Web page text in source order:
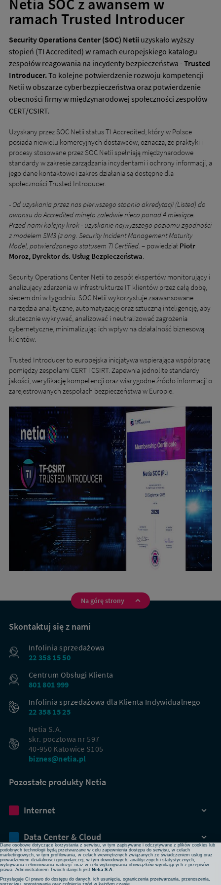
Netia SOC z awansem w
ramach Trusted Introducer
Security Operations Center (SOC) Netii uzyskało wyższy
stopień (TI Accredited) w ramach europejskiego katalogu
zespołów reagowania na incydenty bezpieczeństwa -Trusted
Introducer.To kolejne potwierdzenie rozwoju kompetencji
Netii w obszarze cyberbezpieczeństwa oraz potwierdzenie
obecności firmy w międzynarodowej społeczności zespołów
CERT/CSIRT.
Uzyskany przez SOC Netii status TI Accredited, który w Polsce
posiada niewielu komercyjnych dostawców, oznacza, że praktyki i
procesy stosowane przez SOC Netii spełniają międzynarodowe
standardy w zakresie zarządzania incydentami i ochrony informacji, a
jego dane kontaktowe i zakres działania są dostępne dla
społeczności Trusted Introducer.
- Od uzyskania przez nas pierwszego stopnia akredytacji (Listed) do
awansu do Accredited minęło zaledwie nieco ponad 4 miesiące.
Przed nami kolejny krok - uzyskanie najwyższego poziomu zgodności
z modelem SIM3 (z ang. Security Incident Management Maturity
Model, potwierdzanego statusem TI Certified. – powiedział Piotr
Moroz, Dyrektor ds. Usług Bezpieczeństwa.
Security Operations Center Netii to zespół ekspertów monitorujący i
analizujący zdarzenia w infrastrukturze IT klientów przez całą dobę,
siedem dni w tygodniu. SOC Netii wykorzystuje zaawansowane
narzędzia analityczne, automatyzację oraz sztuczną inteligencję, aby
skutecznie wykrywać, analizować i neutralizować zagrożenia
cybernetyczne, minimalizując ich wpływ na działalność biznesową
klientów.
Trusted Introducer to europejska inicjatywa wspierająca współpracę
pomiędzy zespołami CERT i CSIRT. Zapewnia jednolite standardy
jakości, weryfikację kompetencji oraz wiarygodne źródło informacji o
zarejestrowanych zespołach bezpieczeństwa w Europie.
Na górę strony
Skontaktuj się z nami
Infolinia sprzedażowa
22 358 15 50
Centrum Obsługi Klienta
801 801 999
Infolinia sprzedażowa dla Klienta Indywidualnego
22 358 15 25
Netia S.A.
skr. pocztowa nr 597
40-950 Katowice S105
biznes@netia.pl
Pozostałe produkty Netia
Internet
Data Center & Cloud
Bezpieczeństwo
Używamy plików cookies lub podobnych technologii w celu zapewnienia Ci dostępu do serwisu,
usprawniania jego działania, profilowania i wyświetlania treści dopasowanych do Twoich potrzeb. W
może spowodować brak dostępu do niektórych funkcji serwisu.
Dane osobowe dotyczące korzystania z serwisu, w tym zapisywane i odczytywane z plików cookies lub
podobnych technologii będą przetwarzane w celu zapewnienia dostępu do serwisu, w celach
marketingowych, w tym profilowania, w celach wewnętrznych związanych ze świadczeniem usług oraz
prowadzeniem działalności gospodarczej, w tym dowodowych, analitycznych i statystycznych,
wykrywania i eliminowania nadużyć oraz w celu wykonywania obowiązków wynikających z przepisów
prawa. Administratorem Twoich danych jest Netia S.A.
Przysługuje Ci prawo do dostępu do danych, ich usunięcia, ograniczenia przetwarzania, przenoszenia,
sprzeciwu, sprostowania oraz cofnięcia zgód w każdym czasie.